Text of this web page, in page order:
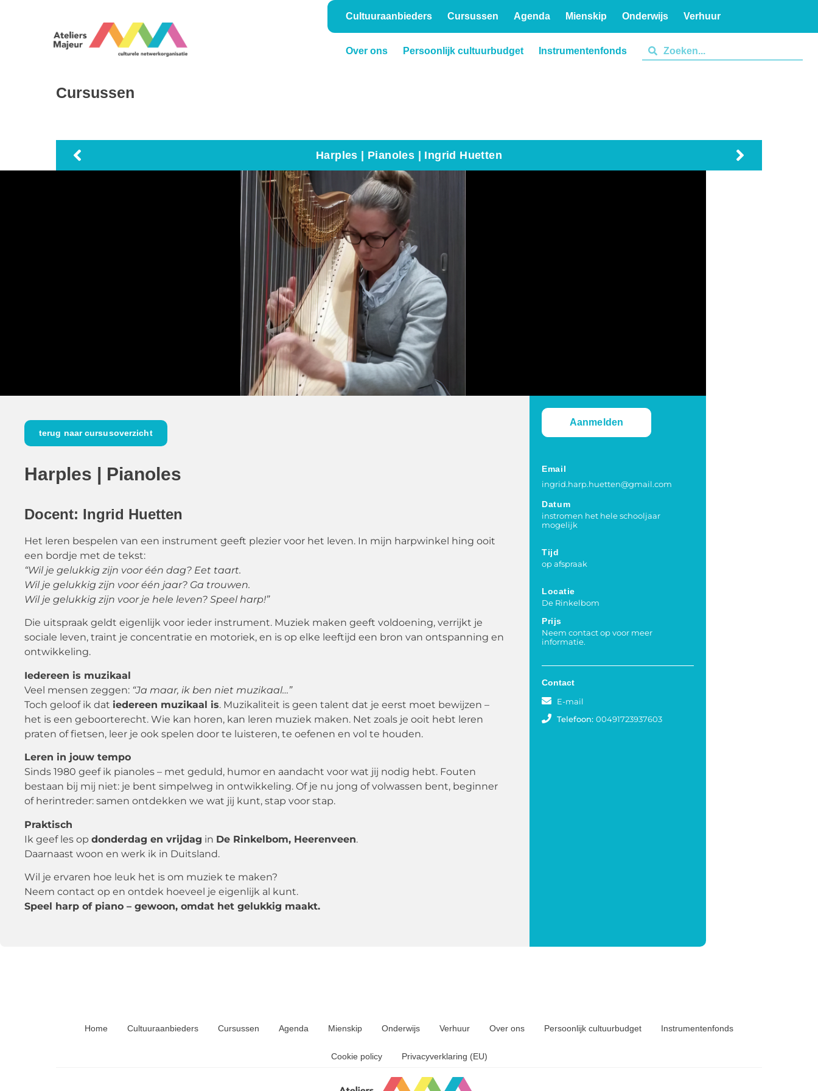
Cultuuraanbieders Cursussen Agenda Mienskip Onderwijs Verhuur
Over ons Persoonlijk cultuurbudget
Instrumentenfonds
Cursussen
Harples | Pianoles | Ingrid Huetten
terug naar cursusoverzicht
Harples | Pianoles
Docent: Ingrid Huetten
Het leren bespelen van een instrument geeft plezier voor het leven. In mijn harpwinkel hing ooit
een bordje met de tekst:
“Wil je gelukkig zijn voor één dag? Eet taart.
Wil je gelukkig zijn voor één jaar? Ga trouwen.
Wil je gelukkig zijn voor je hele leven? Speel harp!”
Die uitspraak geldt eigenlijk voor ieder instrument. Muziek maken geeft voldoening, verrijkt je
sociale leven, traint je concentratie en motoriek, en is op elke leeftijd een bron van ontspanning en
ontwikkeling.
Iedereen is muzikaal
Veel mensen zeggen: “Ja maar, ik ben niet muzikaal…”
Toch geloof ik dat iedereen muzikaal is. Muzikaliteit is geen talent dat je eerst moet bewijzen –
het is een geboorterecht. Wie kan horen, kan leren muziek maken. Net zoals je ooit hebt leren
praten of fietsen, leer je ook spelen door te luisteren, te oefenen en vol te houden.
Leren in jouw tempo
Sinds 1980 geef ik pianoles – met geduld, humor en aandacht voor wat jij nodig hebt. Fouten
bestaan bij mij niet: je bent simpelweg in ontwikkeling. Of je nu jong of volwassen bent, beginner
of herintreder: samen ontdekken we wat jij kunt, stap voor stap.
Praktisch
Ik geef les op donderdag en vrijdag in De Rinkelbom, Heerenveen.
Daarnaast woon en werk ik in Duitsland.
Wil je ervaren hoe leuk het is om muziek te maken?
Neem contact op en ontdek hoeveel je eigenlijk al kunt.
Speel harp of piano – gewoon, omdat het gelukkig maakt.
Aanmelden
Email
ingrid.harp.huetten@gmail.com
Datum
instromen het hele schooljaar
mogelijk
Tijd
op afspraak
Locatie
De Rinkelbom
Prijs
Neem contact op voor meer
informatie.
Contact
E-mail
Telefoon: 00491723937603
Home Cultuuraanbieders Cursussen Agenda Mienskip Onderwijs Verhuur Over ons Persoonlijk cultuurbudget Instrumentenfonds
Cookie policy Privacyverklaring (EU)